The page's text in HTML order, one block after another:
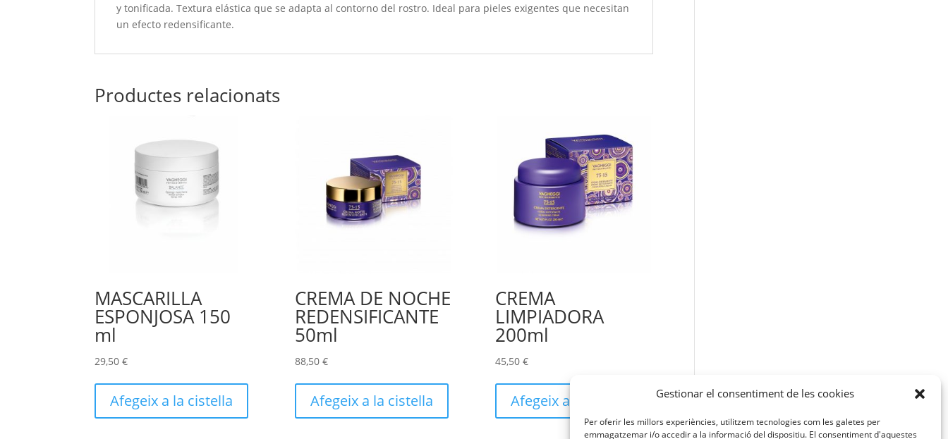
Gestionar el consentiment de les cookies
Per oferir les millors experiències, utilitzem tecnologies com les galetes per
emmagatzemar i/o accedir a la informació del dispositiu. El consentiment d'aquestes
y tonificada. Textura elástica que se adapta al contorno del rostro. Ideal para pieles exigentes que necesitan
un efecto redensificante.
Productes relacionats
MASCARILLA
ESPONJOSA 150
ml
29,50€
Afegeix a la cistella
CREMA DE NOCHE
REDENSIFICANTE
50ml
88,50 €
Afegeix a la cistella
CREMA
LIMPIADORA
200ml
45,50 €
Afegeix a la cistella